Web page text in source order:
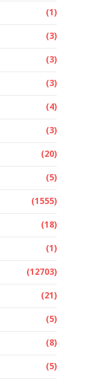
(1)
(3)
(3)
(3)
(4)
(3)
(20)
(5)
(1555)
(18)
(1)
(12703)
(21)
(5)
(8)
(5)